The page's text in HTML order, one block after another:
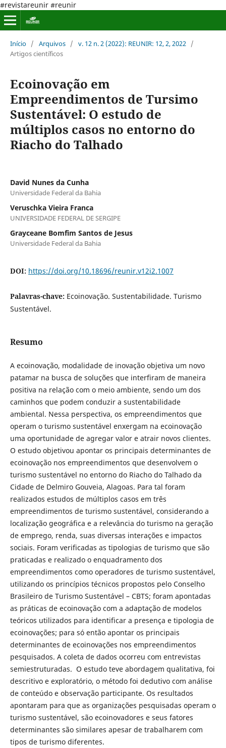
#revistareunir #reunir
Início / Arquivos / v. 12 n. 2 (2022): REUNIR: 12, 2, 2022 /
Artigos científicos
Ecoinovação em
Empreendimentos de Tursimo
Sustentável: O estudo de
múltiplos casos no entorno do
Riacho do Talhado
David Nunes da Cunha
Universidade Federal da Bahia
Veruschka Vieira Franca
UNIVERSIDADE FEDERAL DE SERGIPE
Grayceane Bomfim Santos de Jesus
Universidade Federal da Bahia
DOI: https://doi.org/10.18696/reunir.v12i2.1007
Palavras-chave: Ecoinovação. Sustentabilidade. Turismo
Sustentável.
Resumo
A ecoinovação, modalidade de inovação objetiva um novo
patamar na busca de soluções que interfiram de maneira
positiva na relação com o meio ambiente, sendo um dos
caminhos que podem conduzir a sustentabilidade
ambiental. Nessa perspectiva, os empreendimentos que
operam o turismo sustentável enxergam na ecoinovação
uma oportunidade de agregar valor e atrair novos clientes.
O estudo objetivou apontar os principais determinantes de
ecoinovação nos empreendimentos que desenvolvem o
turismo sustentável no entorno do Riacho do Talhado da
Cidade de Delmiro Gouveia, Alagoas. Para tal foram
realizados estudos de múltiplos casos em três
empreendimentos de turismo sustentável, considerando a
localização geográfica e a relevância do turismo na geração
de emprego, renda, suas diversas interações e impactos
sociais. Foram verificadas as tipologias de turismo que são
praticadas e realizado o enquadramento dos
empreendimentos como operadores de turismo sustentável,
utilizando os princípios técnicos propostos pelo Conselho
Brasileiro de Turismo Sustentável – CBTS; foram apontadas
as práticas de ecoinovação com a adaptação de modelos
teóricos utilizados para identificar a presença e tipologia de
ecoinovações; para só então apontar os principais
determinantes de ecoinovações nos empreendimentos
pesquisados. A coleta de dados ocorreu com entrevistas
semiestruturadas. O estudo teve abordagem qualitativa, foi
descritivo e exploratório, o método foi dedutivo com análise
de conteúdo e observação participante. Os resultados
apontaram para que as organizações pesquisadas operam o
turismo sustentável, são ecoinovadores e seus fatores
determinantes são similares apesar de trabalharem com
tipos de turismo diferentes.